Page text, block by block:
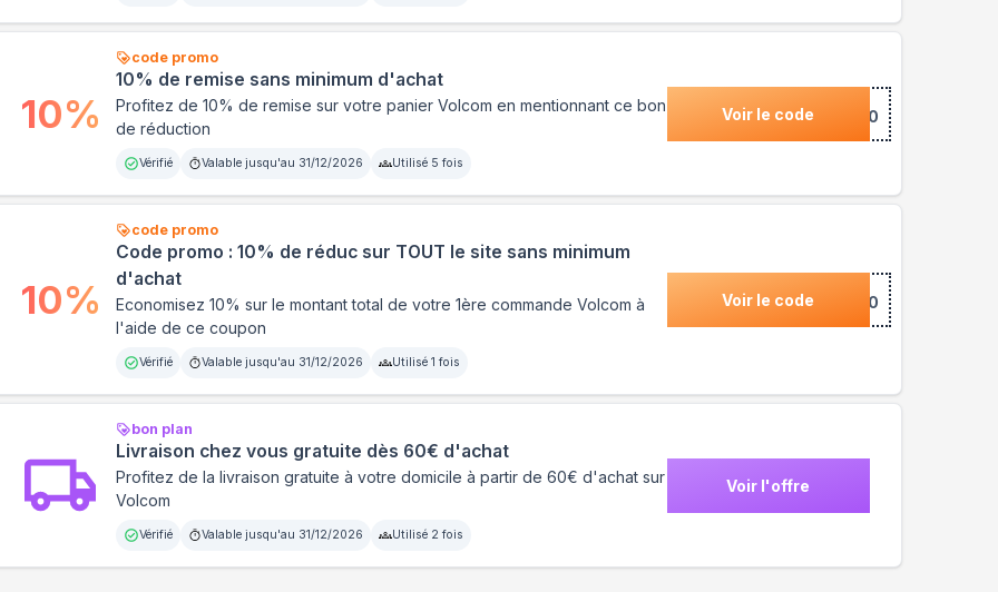
code promo
10% de remise sans minimum d'achat
Profitez de 10% de remise sur votre panier Volcom en mentionnant ce bon
de réduction
Vérifié Valable jusqu'au 31/12/2026 Utilisé 5 fois
Voir le code***COM10
10%
code promo
Code promo : 10% de réduc sur TOUT le site sans minimum
d'achat
Economisez 10% sur le montant total de votre 1ère commande Volcom à
l'aide de ce coupon
Vérifié Valable jusqu'au 31/12/2026 Utilisé 1 fois
Voir le code***COME10
10%
bon plan
Livraison chez vous gratuite dès 60€ d'achat
Profitez de la livraison gratuite à votre domicile à partir de 60€ d'achat sur
Volcom
Vérifié Valable jusqu'au 31/12/2026 Utilisé 2 fois
Voir l'offre